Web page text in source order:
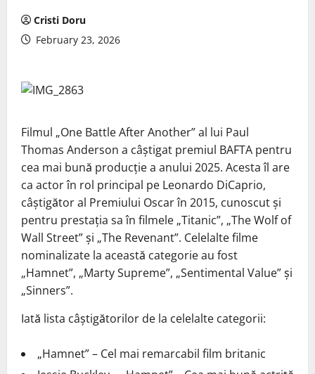
Cristi Doru
February 23, 2026
Filmul „One Battle After Another” al lui Paul
Thomas Anderson a câștigat premiul BAFTA pentru
cea mai bună producție a anului 2025. Acesta îl are
ca actor în rol principal pe Leonardo DiCaprio,
câștigător al Premiului Oscar în 2015, cunoscut și
pentru prestația sa în filmele „Titanic”, „The Wolf of
Wall Street” și „The Revenant”. Celelalte filme
nominalizate la această categorie au fost
„Hamnet”, „Marty Supreme”, „Sentimental Value” și
„Sinners”.
Iată lista câștigătorilor de la celelalte categorii:
„Hamnet” – Cel mai remarcabil film britanic